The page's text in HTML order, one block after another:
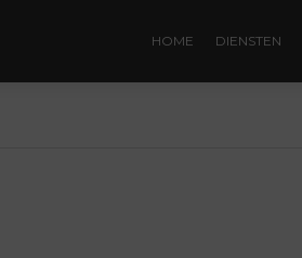
HOME DIENSTEN